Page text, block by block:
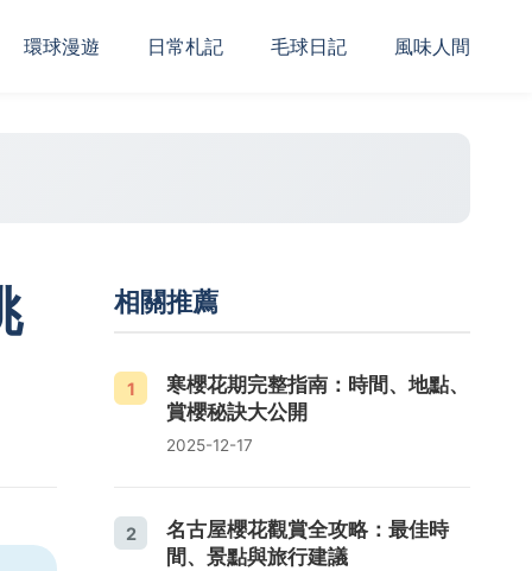
‌環球漫遊 日常札記 毛球日記 風味人間
相關推薦
1
寒櫻花期完整指南：時間、地點、
賞櫻秘訣大公開
2025-12-17
2
名古屋櫻花觀賞全攻略：最佳時
間、景點與旅行建議